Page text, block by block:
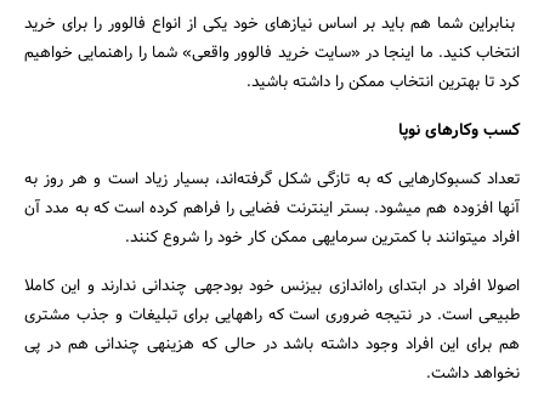
جستجو
بنابراین شما هم باید بر اساس نیازهای خود یکی از انواع فالوور را برای خرید
انتخاب کنید. ما اینجا در «سایت خرید فالوور واقعی» شما را راهنمایی خواهیم
کرد تا بهترین انتخاب ممکن را داشته باشید.
کسب وکارهای نوپا
تعداد کسب‎وکارهایی که به تازگی شکل گرفته‌اند، بسیار زیاد است و هر روز به
آن‎ها افزوده هم می‏شود. بستر اینترنت فضایی را فراهم کرده است که به مدد آن
افراد می‎توانند با کمترین سرمایه‎ی ممکن کار خود را شروع کنند.
اصولا افراد در ابتدای راه‌اندازی بیزنس خود بودجه‎ی چندانی ندارند و این کاملا
طبیعی است. در نتیجه ضروری است که راه‎هایی برای تبلیغات و جذب مشتری
هم برای این افراد وجود داشته باشد در حالی که هزینه‎ی چندانی هم در پی
نخواهد داشت.